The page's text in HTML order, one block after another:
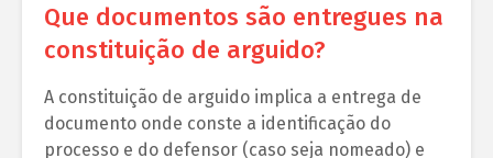
Que documentos são entregues na
constituição de arguido?
A constituição de arguido implica a entrega de
documento onde conste a identificação do
processo e do defensor (caso seja nomeado) e